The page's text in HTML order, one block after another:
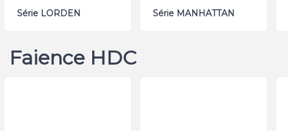
Série LORDEN Série MANHATTAN
Faience HDC